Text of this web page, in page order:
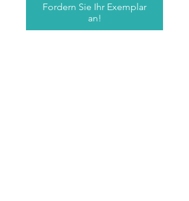
Fordern Sie Ihr Exemplar
an!